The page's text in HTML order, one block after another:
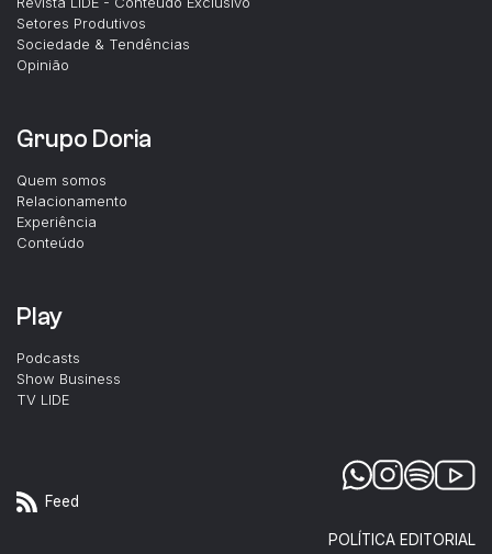
Setores Produtivos
Sociedade & Tendências
Opinião
Grupo Doria
Quem somos
Relacionamento
Experiência
Conteúdo
Play
Podcasts
Show Business
TV LIDE
Feed
POLÍTICA EDITORIAL